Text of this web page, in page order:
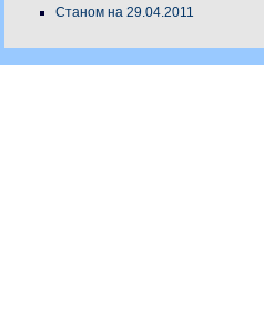
Станом на 29.04.2011